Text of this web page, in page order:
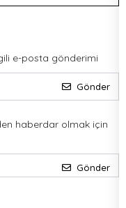
e-posta gönderimi
Gönder
haberdar olmak için
Gönder